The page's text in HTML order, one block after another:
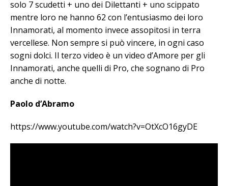
solo 7 scudetti + uno dei Dilettanti + uno scippato
mentre loro ne hanno 62 con l’entusiasmo dei loro
Innamorati, al momento invece assopitosi in terra
vercellese. Non sempre si può vincere, in ogni caso
sogni dolci. Il terzo video è un video d’Amore per gli
Innamorati, anche quelli di Pro, che sognano di Pro
anche di notte.
Paolo d’Abramo
https://www.youtube.com/watch?v=OtXcO16gyDE